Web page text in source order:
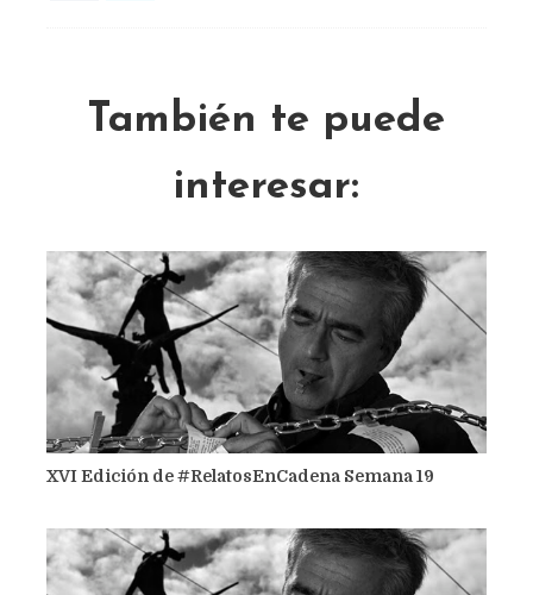
También te puede
interesar:
XVI Edición de #RelatosEnCadena Semana 19